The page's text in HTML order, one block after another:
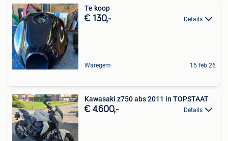
Te koop
€ 130,- Details
Waregem 15 feb 26
Kawasaki z750 abs 2011 in TOPSTAAT
€ 4.600,- Details